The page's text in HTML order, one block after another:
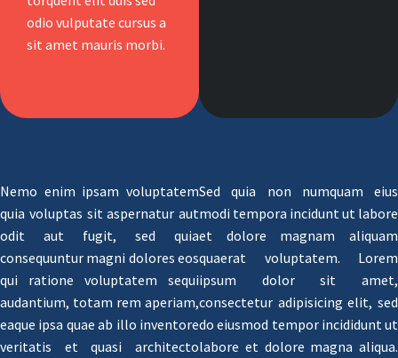
odio vulputate cursus a
sit amet mauris morbi.
Nemo enim ipsam voluptatem
quia voluptas sit aspernatur aut
odit aut fugit, sed quia
consequuntur magni dolores eos
qui ratione voluptatem sequi
audantium, totam rem aperiam,
eaque ipsa quae ab illo inventore
veritatis et quasi architecto
Sed quia non numquam eius
modi tempora incidunt ut labore
et dolore magnam aliquam
quaerat voluptatem. Lorem
ipsum dolor sit amet,
consectetur adipisicing elit, sed
do eiusmod tempor incididunt ut
labore et dolore magna aliqua.